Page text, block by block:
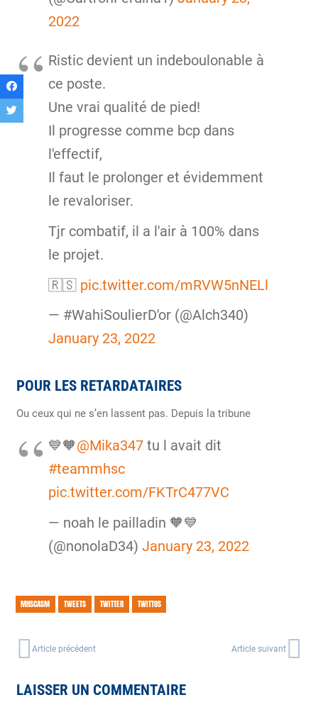
2022
Ristic devient un indeboulonable à
ce poste.
Une vrai qualité de pied!
Il progresse comme bcp dans
l'effectif,
Il faut le prolonger et évidemment
le revaloriser.
Tjr combatif, il a l'air à 100% dans
le projet.
🇷🇸 pic.twitter.com/mRVW5nNELl
— #WahiSoulierD'or (@Alch340)
January 23, 2022
POUR LES RETARDATAIRES
Ou ceux qui ne s’en lassent pas. Depuis la tribune
💙🧡@Mika347tu l avait dit
#teammhsc
pic.twitter.com/FKTrC477VC
— noah le pailladin 🧡💙
(@nonolaD34) January 23, 2022
MHSCASM TWEETS TWITTER TWITTOS
Article précédent Article suivant
LAISSER UN COMMENTAIRE